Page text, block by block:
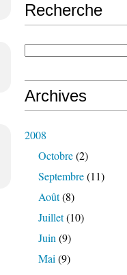
Recherche
Archives
2008
Octobre(2)
Septembre(11)
Août(8)
Juillet(10)
Juin (9)
Mai (9)